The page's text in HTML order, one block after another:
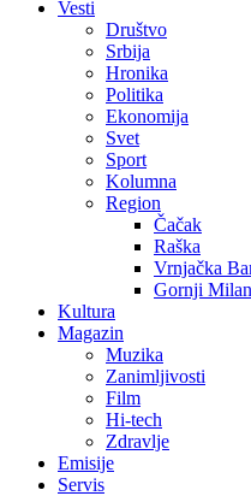
Vesti
Društvo
Srbija
Hronika
Politika
Ekonomija
Svet
Sport
Kolumna
Region
Čačak
Raška
Vrnjačka
Gornji
Kultura
Magazin
Muzika
Zanimljivosti
Film
Hi-tech
Zdravlje
Emisije
Servis